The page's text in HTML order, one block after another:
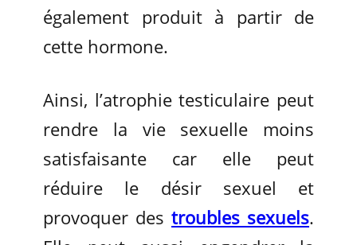
également produit à partir de
cette hormone.
Ainsi, l’atrophie testiculaire peut
rendre la vie sexuelle moins
satisfaisante car elle peut
réduire le désir sexuel et
provoquer des troubles sexuels.